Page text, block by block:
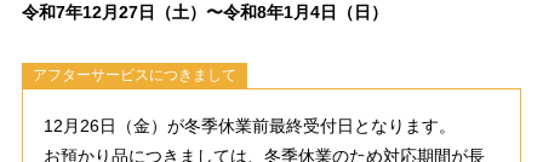
令和7年12月27日（土）〜令和8年1月4日（日）
アフターサービスにつきまして
12月26日（金）が冬季休業前最終受付日となります。
お預かり品につきましては、冬季休業のため対応期間が長